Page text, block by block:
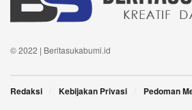
© 2022 | Beritasukabumi.id
Redaksi Kebijakan Privasi Pedoman